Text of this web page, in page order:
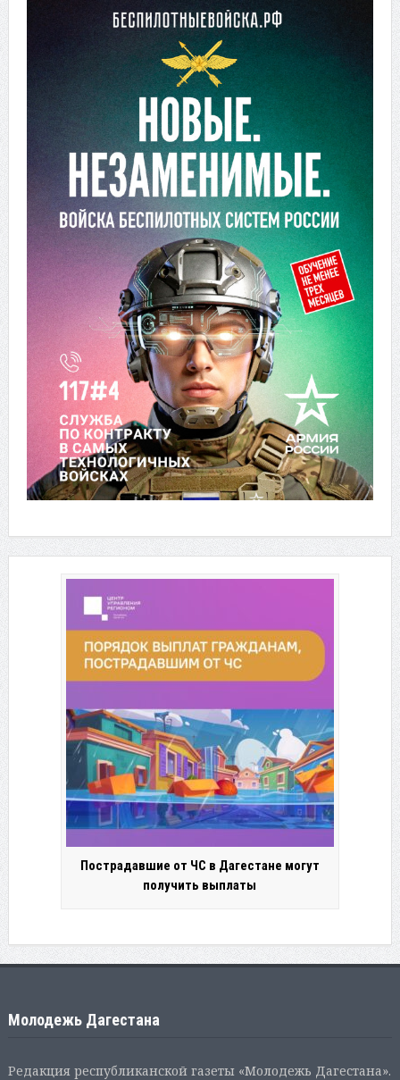
Пострадавшие от ЧС в Дагестане могут
получить выплаты
Молодежь Дагестана
Редакция республиканской газеты «Молодежь Дагестана».